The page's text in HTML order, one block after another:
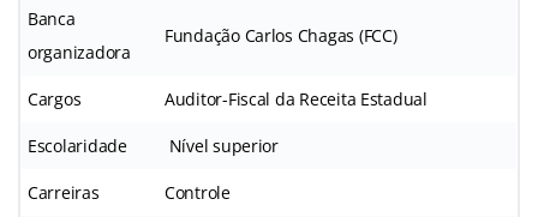
Banca
organizadora
Fundação Carlos Chagas (FCC)
Cargos Auditor-Fiscal da Receita Estadual
Escolaridade Nível superior
Carreiras Controle